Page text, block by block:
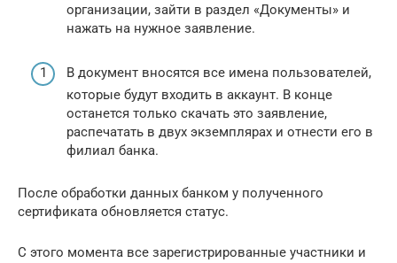
организации, зайти в раздел «Документы» и
нажать на нужное заявление.
В документ вносятся все имена пользователей,
которые будут входить в аккаунт. В конце
останется только скачать это заявление,
распечатать в двух экземплярах и отнести его в
филиал банка.
После обработки данных банком у полученного
сертификата обновляется статус.
С этого момента все зарегистрированные участники и